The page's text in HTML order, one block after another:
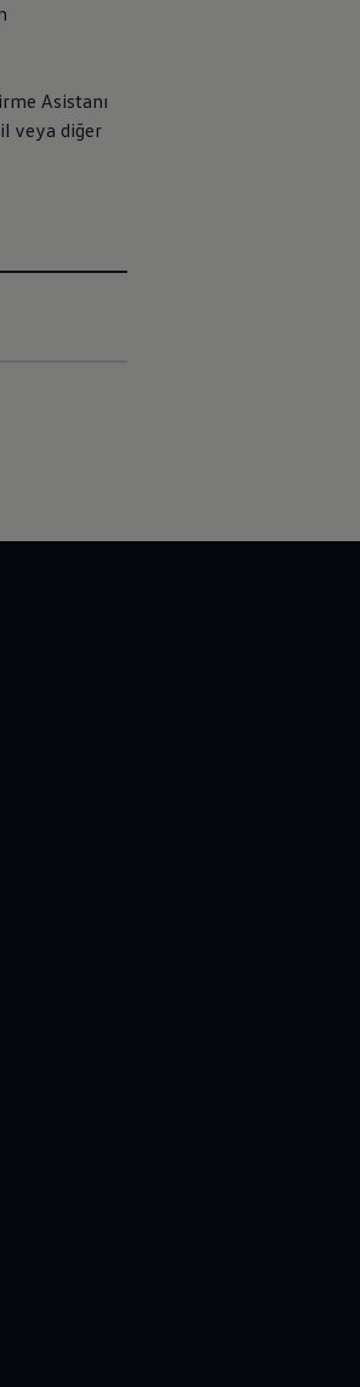
Asistanı
veya diğer